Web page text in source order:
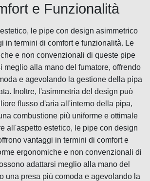
e Funzionalità
le pipe con design asimmetrico
in termini di comfort e funzionalità. Le
e non convenzionali di queste pipe
meglio alla mano del fumatore, offrendo
e agevolando la gestione della pipa
Inoltre, l'asimmetria del design può
flusso d'aria all'interno della pipa,
combustione più uniforme e ottimale
all'aspetto estetico, le pipe con design
vantaggi in termini di comfort e
ergonomiche e non convenzionali di
adattarsi meglio alla mano del
una presa più comoda e agevolando la